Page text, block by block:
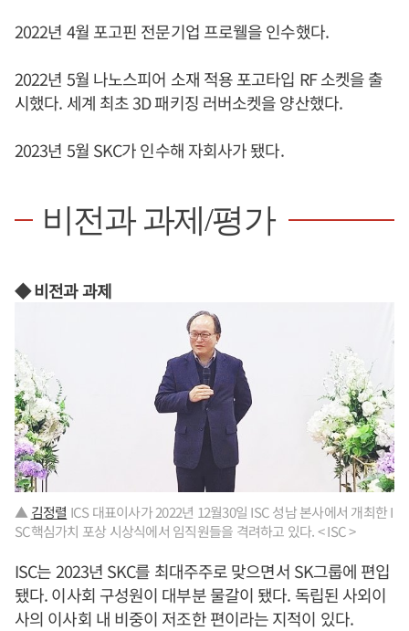
2022년 4월 포고핀 전문기업 프로웰을 인수했다.
2022년 5월 나노스피어 소재 적용 포고타입 RF 소켓을 출
시했다. 세계 최초 3D 패키징 러버소켓을 양산했다.
2023년 5월 SKC가 인수해 자회사가 됐다.
비전과 과제/평가
◆ 비전과 과제
▲ 김정렬 ICS 대표이사가 2022년 12월30일 ISC 성남 본사에서 개최한 I
SC핵심가치 포상 시상식에서 임직원들을 격려하고 있다. < ISC >
ISC는 2023년 SKC를 최대주주로 맞으면서 SK그룹에 편입
됐다. 이사회 구성원이 대부분 물갈이 됐다. 독립된 사외이
사의 이사회 내 비중이 저조한 편이라는 지적이 있다.